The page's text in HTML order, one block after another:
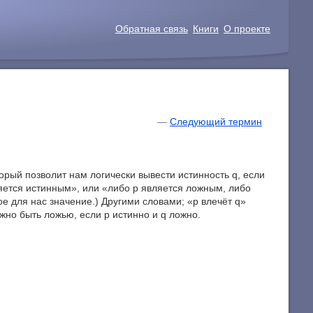
Обратная связь Книги О проекте
—Следующий термин
позволит нам логически вывести истинность q, если
истинным», или «либо р является ложным, либо
для нас значение.) Другими словами; «p влечёт q»
быть ложью, если р истинно и q ложно.